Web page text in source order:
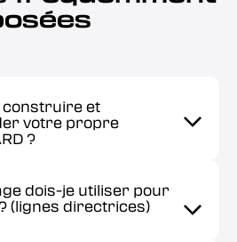
construire et
votre propre
?
dois-je utiliser pour
(lignes directrices)